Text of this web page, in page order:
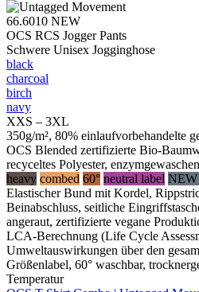
66.6010 NEW
OCS RCS Jogger Pants
Schwere Unisex Jogginghose
black
charcoal
birch
navy
XXS – 3XL
350g/m², 80% einlaufvorbehandelte
OCS Blended zertifizierte Bio-
recyceltes Polyester, enzymgewaschen
heavy combed 60° neutral label NEW
Elastischer Bund mit Kordel,
Beinabschluss, seitliche
angeraut, zertifizierte vegane
LCA-Berechnung (Life Cycle
Umweltauswirkungen über den
Größenlabel, 60° waschbar,
Temperatur